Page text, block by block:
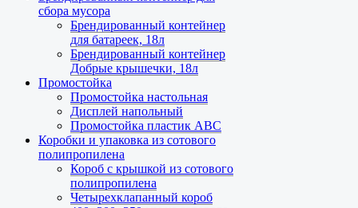
сбора мусора
Брендированный контейнер
для батареек, 18л
Брендированный контейнер
Добрые крышечки, 18л
Промостойка
Промостойка настольная
Дисплей напольный
Промостойка пластик АВС
Коробки и упаковка из сотового
полипропилена
Короб с крышкой из сотового
полипропилена
Четырехклапанный короб